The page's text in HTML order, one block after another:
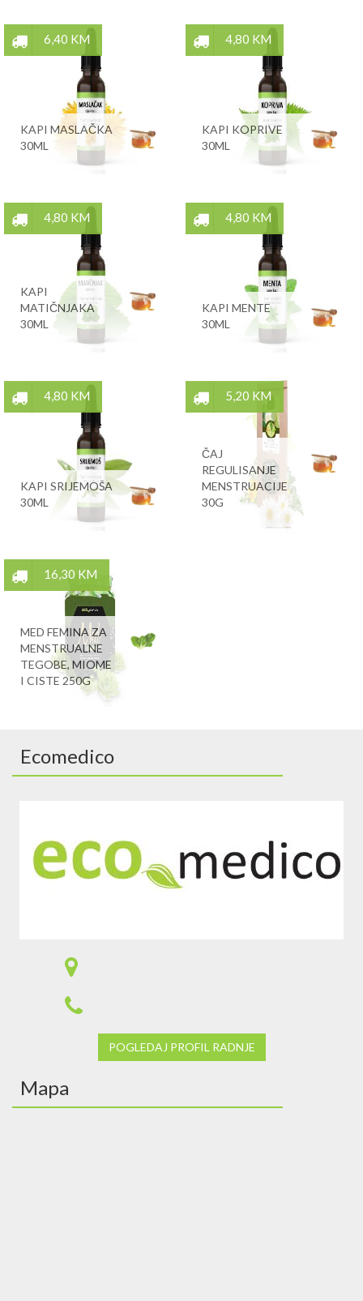
6,40 KM
KAPI MASLAČKA
30ML
4,80 KM
KAPI KOPRIVE
30ML
4,80 KM
KAPI
MATIČNJAKA
30ML
4,80 KM
KAPI MENTE
30ML
4,80 KM
KAPI SRIJEMOŠA
30ML
5,20 KM
ČAJ
REGULISANJE
MENSTRUACIJE
30G
16,30 KM
MED FEMINA ZA
MENSTRUALNE
TEGOBE, MIOME
I CISTE 250G
Ecomedico
POGLEDAJ PROFIL RADNJE
Mapa